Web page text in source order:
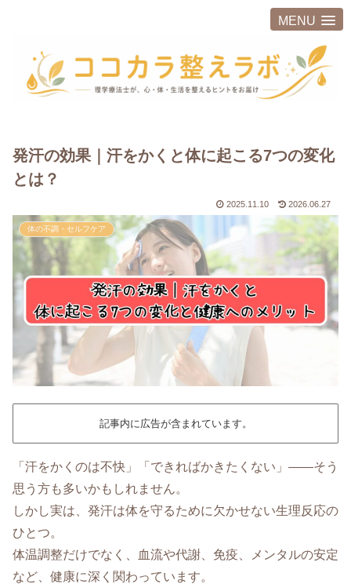
MENU
発汗の効果｜汗をかくと体に起こる7つの変化
とは？
2025.11.10 2026.06.27
体の不調・セルフケア
記事内に広告が含まれています。
「汗をかくのは不快」「できればかきたくない」——そう
思う方も多いかもしれません。
しかし実は、発汗は体を守るために欠かせない生理反応の
ひとつ。
体温調整だけでなく、血流や代謝、免疫、メンタルの安定
など、健康に深く関わっています。